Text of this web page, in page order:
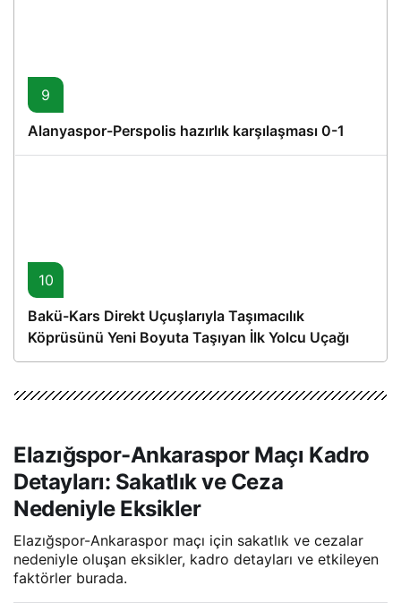
9
Alanyaspor-Perspolis hazırlık karşılaşması 0-1
10
Bakü-Kars Direkt Uçuşlarıyla Taşımacılık
Köprüsünü Yeni Boyuta Taşıyan İlk Yolcu Uçağı
Hareket Etti
Elazığspor-Ankaraspor Maçı Kadro
Detayları: Sakatlık ve Ceza
Nedeniyle Eksikler
Elazığspor-Ankaraspor maçı için sakatlık ve cezalar
nedeniyle oluşan eksikler, kadro detayları ve etkileyen
faktörler burada.